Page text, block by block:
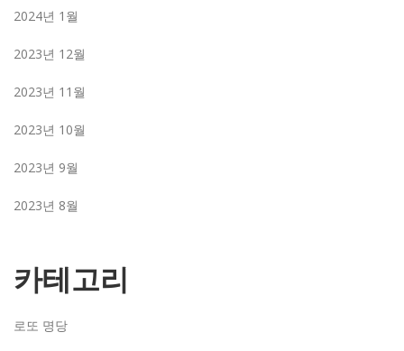
2024년 1월
2023년 12월
2023년 11월
2023년 10월
2023년 9월
2023년 8월
카테고리
로또 명당